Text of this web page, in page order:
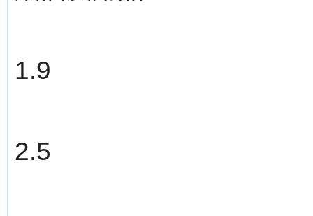
1.9
2.5